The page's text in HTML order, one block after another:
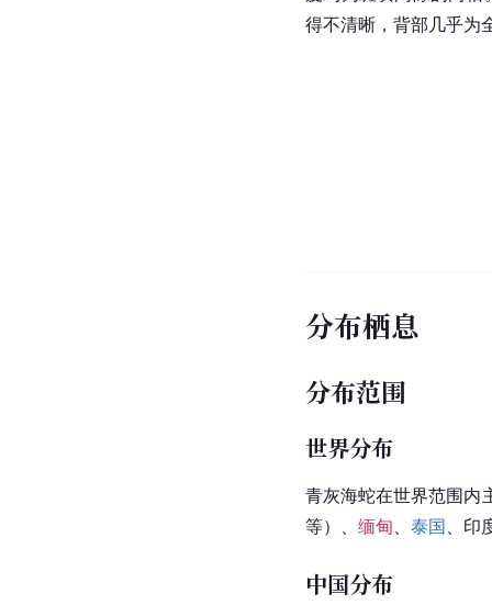
得不清晰，背部几乎为
分布栖息
分布范围
世界分布
青灰海蛇在世界范围内
等）、 缅甸 泰国 、
中国分布